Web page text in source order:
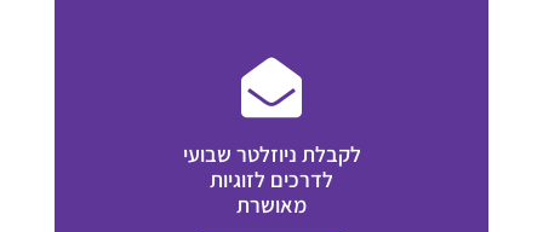
לקבלת ניוזלטר שבועי
לדרכים לזוגיות
מאושרת